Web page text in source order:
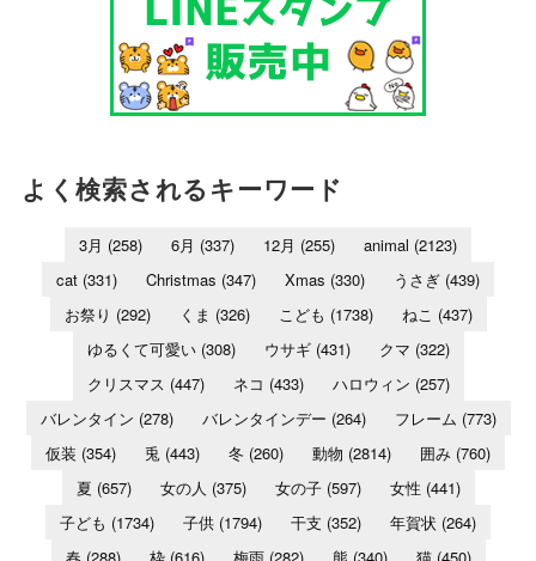
よく検索されるキーワード
3月 (258) 6月 (337) 12月 (255) animal (2123)
cat (331) Christmas (347) Xmas (330) うさぎ (439)
お祭り (292) くま (326) こども (1738) ねこ (437)
ゆるくて可愛い(308) ウサギ(431) クマ (322)
クリスマス (447) ネコ (433) ハロウィン (257)
バレンタイン (278) バレンタインデー (264) フレーム (773)
仮装 (354) 兎 (443) 冬 (260) 動物 (2814) 囲み (760)
夏 (657) 女の人 (375) 女の子(597) 女性 (441)
子ども (1734) 子供 (1794) 干支 (352) 年賀状 (264)